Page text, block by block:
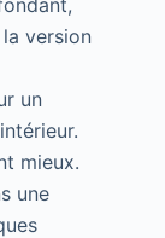
la version
un
mieux.
une